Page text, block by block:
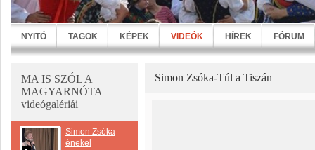
NYITÓ TAGOK KÉPEK VIDEÓK HÍREK FÓRUM
MA IS SZÓL A
MAGYARNÓTA
videógalériái
Simon Zsóka
énekel
Simon Zsóka-Túl a Tiszán